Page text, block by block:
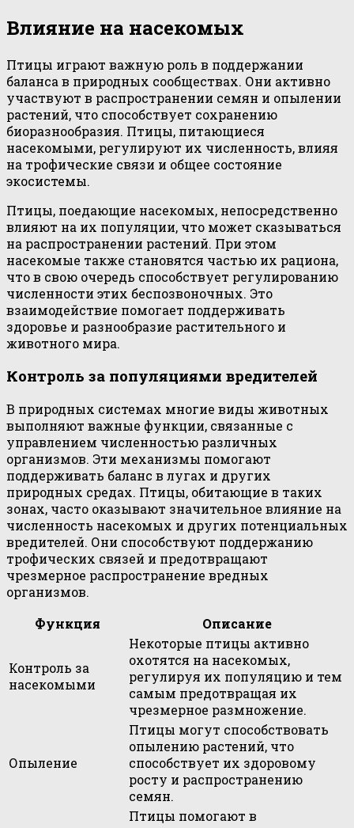
Влияние на насекомых
Птицы играют важную роль в поддержании
баланса в природных сообществах. Они активно
участвуют в распространении семян и опылении
растений, что способствует сохранению
биоразнообразия. Птицы, питающиеся
насекомыми, регулируют их численность, влияя
на трофические связи и общее состояние
экосистемы.
Птицы, поедающие насекомых, непосредственно
влияют на их популяции, что может сказываться
на распространении растений. При этом
насекомые также становятся частью их рациона,
что в свою очередь способствует регулированию
численности этих беспозвоночных. Это
взаимодействие помогает поддерживать
здоровье и разнообразие растительного и
животного мира.
Контроль за популяциями вредителей
В природных системах многие виды животных
выполняют важные функции, связанные с
управлением численностью различных
организмов. Эти механизмы помогают
поддерживать баланс в лугах и других
природных средах. Птицы, обитающие в таких
зонах, часто оказывают значительное влияние на
численность насекомых и других потенциальных
вредителей. Они способствуют поддержанию
трофических связей и предотвращают
чрезмерное распространение вредных
организмов.
Функция
Описание
Контроль за
насекомыми
Некоторые птицы активно
охотятся на насекомых,
регулируя их популяцию и тем
самым предотвращая их
чрезмерное размножение.
Опыление
Птицы могут способствовать
опылению растений, что
способствует их здоровому
росту и распространению
семян.
Птицы помогают в